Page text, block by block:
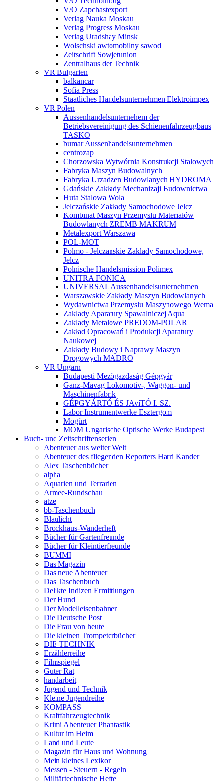
V/O Zapchastexport
Verlag Nauka Moskau
Verlag Progress Moskau
Verlag Uradshay Minsk
Wolschski awtomobilny sawod
Zeitschrift Sowjetunion
Zentralhaus der Technik
VR Bulgarien
balkancar
Sofia Press
Staatliches Handelsunternehmen Elektroimpex
VR Polen
Aussenhandelsunternehem der
Betriebsvereinigung des Schienenfahrzeugbaus
TASKO
bumar Aussenhandelsunternehmen
centrozap
Chorzowska Wytwórnia Konstrukcji Stalowych
Fabryka Maszyn Budowalnych
Fabryka Urzadzen Budowlanych HYDROMA
Gdańskie Zakłady Mechanizaji Budownictwa
Huta Stalowa Wola
Jelczańskie Zakłady Samochodowe Jelcz
Kombinat Maszyn Przemysłu Materiałów
Budowlanych ZREMB MAKRUM
Metalexport Warszawa
POL-MOT
Polmo - Jelczanskie Zaklady Samochodowe,
Jelcz
Polnische Handelsmission Polimex
UNITRA FONICA
UNIVERSAL Aussenhandelsunternehmen
Warszawskie Zakłady Maszyn Budowlanych
Wydawnictwa Przemyslu Maszynowego Wema
Zaklady Aparatury Spawalniczej Aqua
Zaklady Metalowe PREDOM-POLAR
Zakład Opracowań i Produkcji Aparatury
Naukowej
Zakłady Budowy i Naprawy Maszyn
Drogowych MADRO
VR Ungarn
Budapesti Mezögazdaság Gépgyár
Ganz-Mavag Lokomotiv-, Waggon- und
Maschinenfabrik
GÉPGYÁRTÓ ÉS JAvíTÓ I. SZ.
Labor Instrumentwerke Esztergom
Mogürt
MOM Ungarische Optische Werke Budapest
Buch- und Zeitschriftenserien
Abenteuer aus weiter Welt
Abenteuer des fliegenden Reporters Harri Kander
Alex Taschenbücher
alpha
Aquarien und Terrarien
Armee-Rundschau
atze
bb-Taschenbuch
Blaulicht
Brockhaus-Wanderheft
Bücher für Gartenfreunde
Bücher für Kleintierfreunde
BUMMI
Das Magazin
Das neue Abenteuer
Das Taschenbuch
Delikte Indizen Ermittlungen
Der Hund
Der Modelleisenbahner
Die Deutsche Post
Die Frau von heute
Die kleinen Trompeterbücher
DIE TECHNIK
Erzählerreihe
Filmspiegel
Guter Rat
handarbeit
Jugend und Technik
Kleine Jugendreihe
KOMPASS
Kraftfahrzeugtechnik
Krimi Abenteuer Phantastik
Kultur im Heim
Land und Leute
Magazin für Haus und Wohnung
Mein kleines Lexikon
Messen - Steuern - Regeln
Militärtechnische Hefte